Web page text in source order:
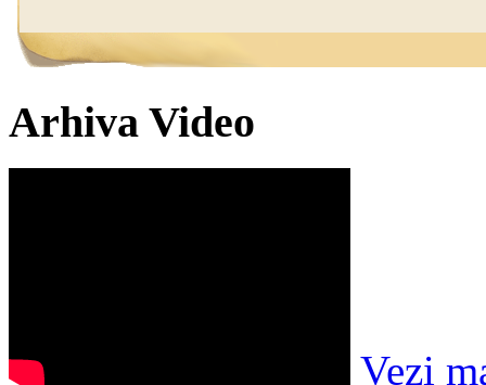
Arhiva Video
Vezi